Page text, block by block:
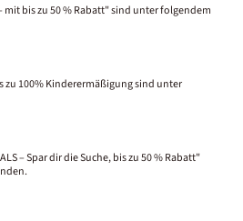
bis zu 50 % Rabatt" sind unter folgendem
zu 100% Kinderermäßigung sind unter
– Spar dir die Suche, bis zu 50 % Rabatt"